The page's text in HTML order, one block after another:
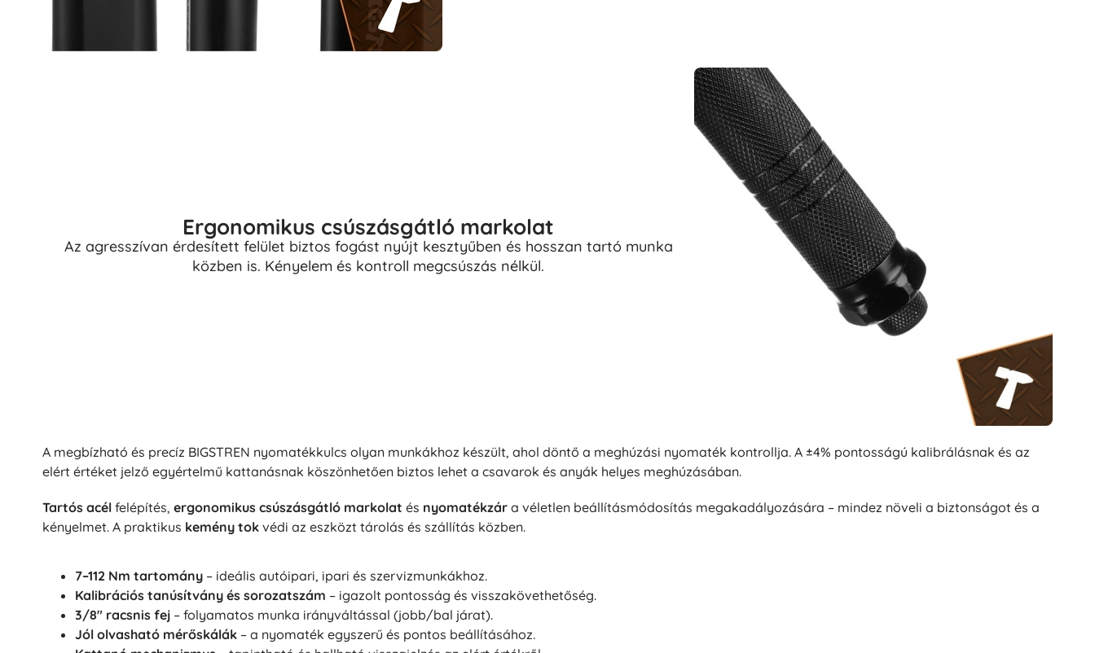
Ergonomikus csúszásgátló markolat
Az agresszívan érdesített felület biztos fogást nyújt kesztyűben és hosszan tartó munka
közben is. Kényelem és kontroll megcsúszás nélkül.
A megbízható és precíz BIGSTREN nyomatékkulcs olyan munkákhoz készült, ahol döntő a meghúzási nyomaték kontrollja. A ±4% pontosságú kalibrálásnak és az
elért értéket jelző egyértelmű kattanásnak köszönhetően biztos lehet a csavarok és anyák helyes meghúzásában.
Tartós acél felépítés, ergonomikus csúszásgátló markolat és nyomatékzár a véletlen beállításmódosítás megakadályozására – mindez növeli a biztonságot és a
kényelmet. A praktikus kemény tok védi az eszközt tárolás és szállítás közben.
7–112 Nm tartomány – ideális autóipari, ipari és szervizmunkákhoz.
Kalibrációs tanúsítvány és sorozatszám – igazolt pontosság és visszakövethetőség.
3/8" racsnis fej – folyamatos munka irányváltással (jobb/bal járat).
Jól olvasható mérőskálák – a nyomaték egyszerű és pontos beállításához.